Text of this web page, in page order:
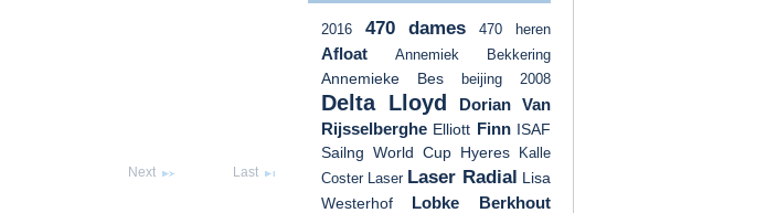
Next Last
2016 470 dames 470 heren
Afloat Annemiek Bekkering
Annemieke Bes beijing 2008
Delta Lloyd
Dorian Van
Rijsselberghe Elliott Finn ISAF
Sailng World Cup Hyeres
Kalle
Coster Laser Laser Radial Lisa
Westerhof
Lobke Berkhout